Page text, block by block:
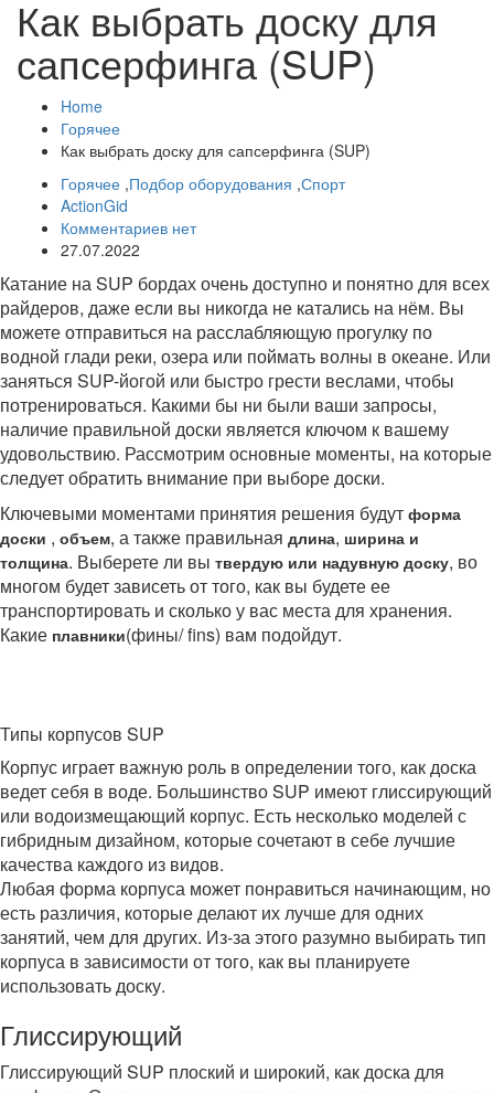
Как выбрать доску для
сапсерфинга (SUP)
Home
Горячее
Как выбрать доску для сапсерфинга (SUP)
Горячее ,Подбор оборудования ,Спорт
ActionGid
Комментариев нет
27.07.2022
Катание на SUP бордах очень доступно и понятно для всех
райдеров, даже если вы никогда не катались на нём. Вы
можете отправиться на расслабляющую прогулку по
водной глади реки, озера или поймать волны в океане. Или
заняться SUP-йогой или быстро грести веслами, чтобы
потренироваться. Какими бы ни были ваши запросы,
наличие правильной доски является ключом к вашему
удовольствию. Рассмотрим основные моменты, на которые
следует обратить внимание при выборе доски.
Ключевыми моментами принятия решения будут форма
доски , объем, а также правильная длина, ширина и
толщина. Выберете ли вы твердую или надувную доску, во
многом будет зависеть от того, как вы будете ее
транспортировать и сколько у вас места для хранения.
Какие плавники(фины/ fins) вам подойдут.
Типы корпусов SUP
Корпус играет важную роль в определении того, как доска
ведет себя в воде. Большинство SUP имеют глиссирующий
или водоизмещающий корпус. Есть несколько моделей с
гибридным дизайном, которые сочетают в себе лучшие
качества каждого из видов.
Любая форма корпуса может понравиться начинающим, но
есть различия, которые делают их лучше для одних
занятий, чем для других. Из-за этого разумно выбирать тип
корпуса в зависимости от того, как вы планируете
использовать доску.
Глиссирующий
Глиссирующий SUP плоский и широкий, как доска для